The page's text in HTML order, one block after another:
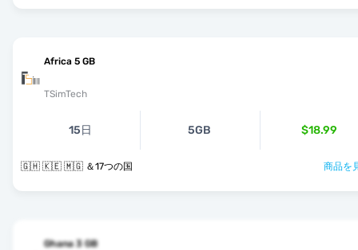
Africa 5 GB
TSimTech
15日 5GB $18.99
🇬🇭 🇰🇪 🇲🇬 ＆17つの国 商品を
Ghana 3 GB